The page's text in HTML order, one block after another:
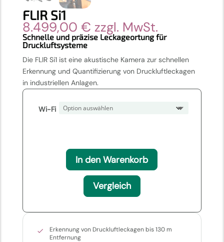
FLIR Si1
8.499,00 € zzgl. MwSt.
Schnelle und präzise Leckageortung für
Druckluftsysteme
Die FLIR Si1 ist eine akustische Kamera zur schnellen
Erkennung und Quantifizierung von Druckluftleckagen
in industriellen Anlagen.
Wi-Fi
In den Warenkorb
Vergleich
Erkennung von Druckluftleckagen bis 130 m
Entfernung